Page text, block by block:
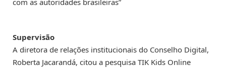
com as autoridades brasileiras”
Supervisão
A diretora de relações institucionais do Conselho Digital,
Roberta Jacarandá, citou a pesquisa TIK Kids Online